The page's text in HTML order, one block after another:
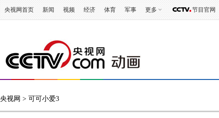
央视网首页 新闻 视频 经济 体育 军事 更多 节目官网
央视网 > 可可小爱3